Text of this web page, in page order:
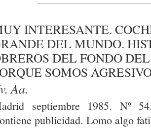
INTERESANTE.
DEL MUNDO.
DEL FONDO
SOMOS
Aa.
septiembre 1985. Nº
publicidad. Lomo algo